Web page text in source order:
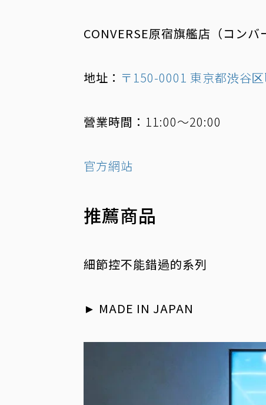
CONVERSE原宿旗艦店（コンバ
地址： 〒150-0001 東京都渋谷
營業時間： 11:00～20:00
官方網站
推薦商品
細節控不能錯過的系列
► MADE IN JAPAN